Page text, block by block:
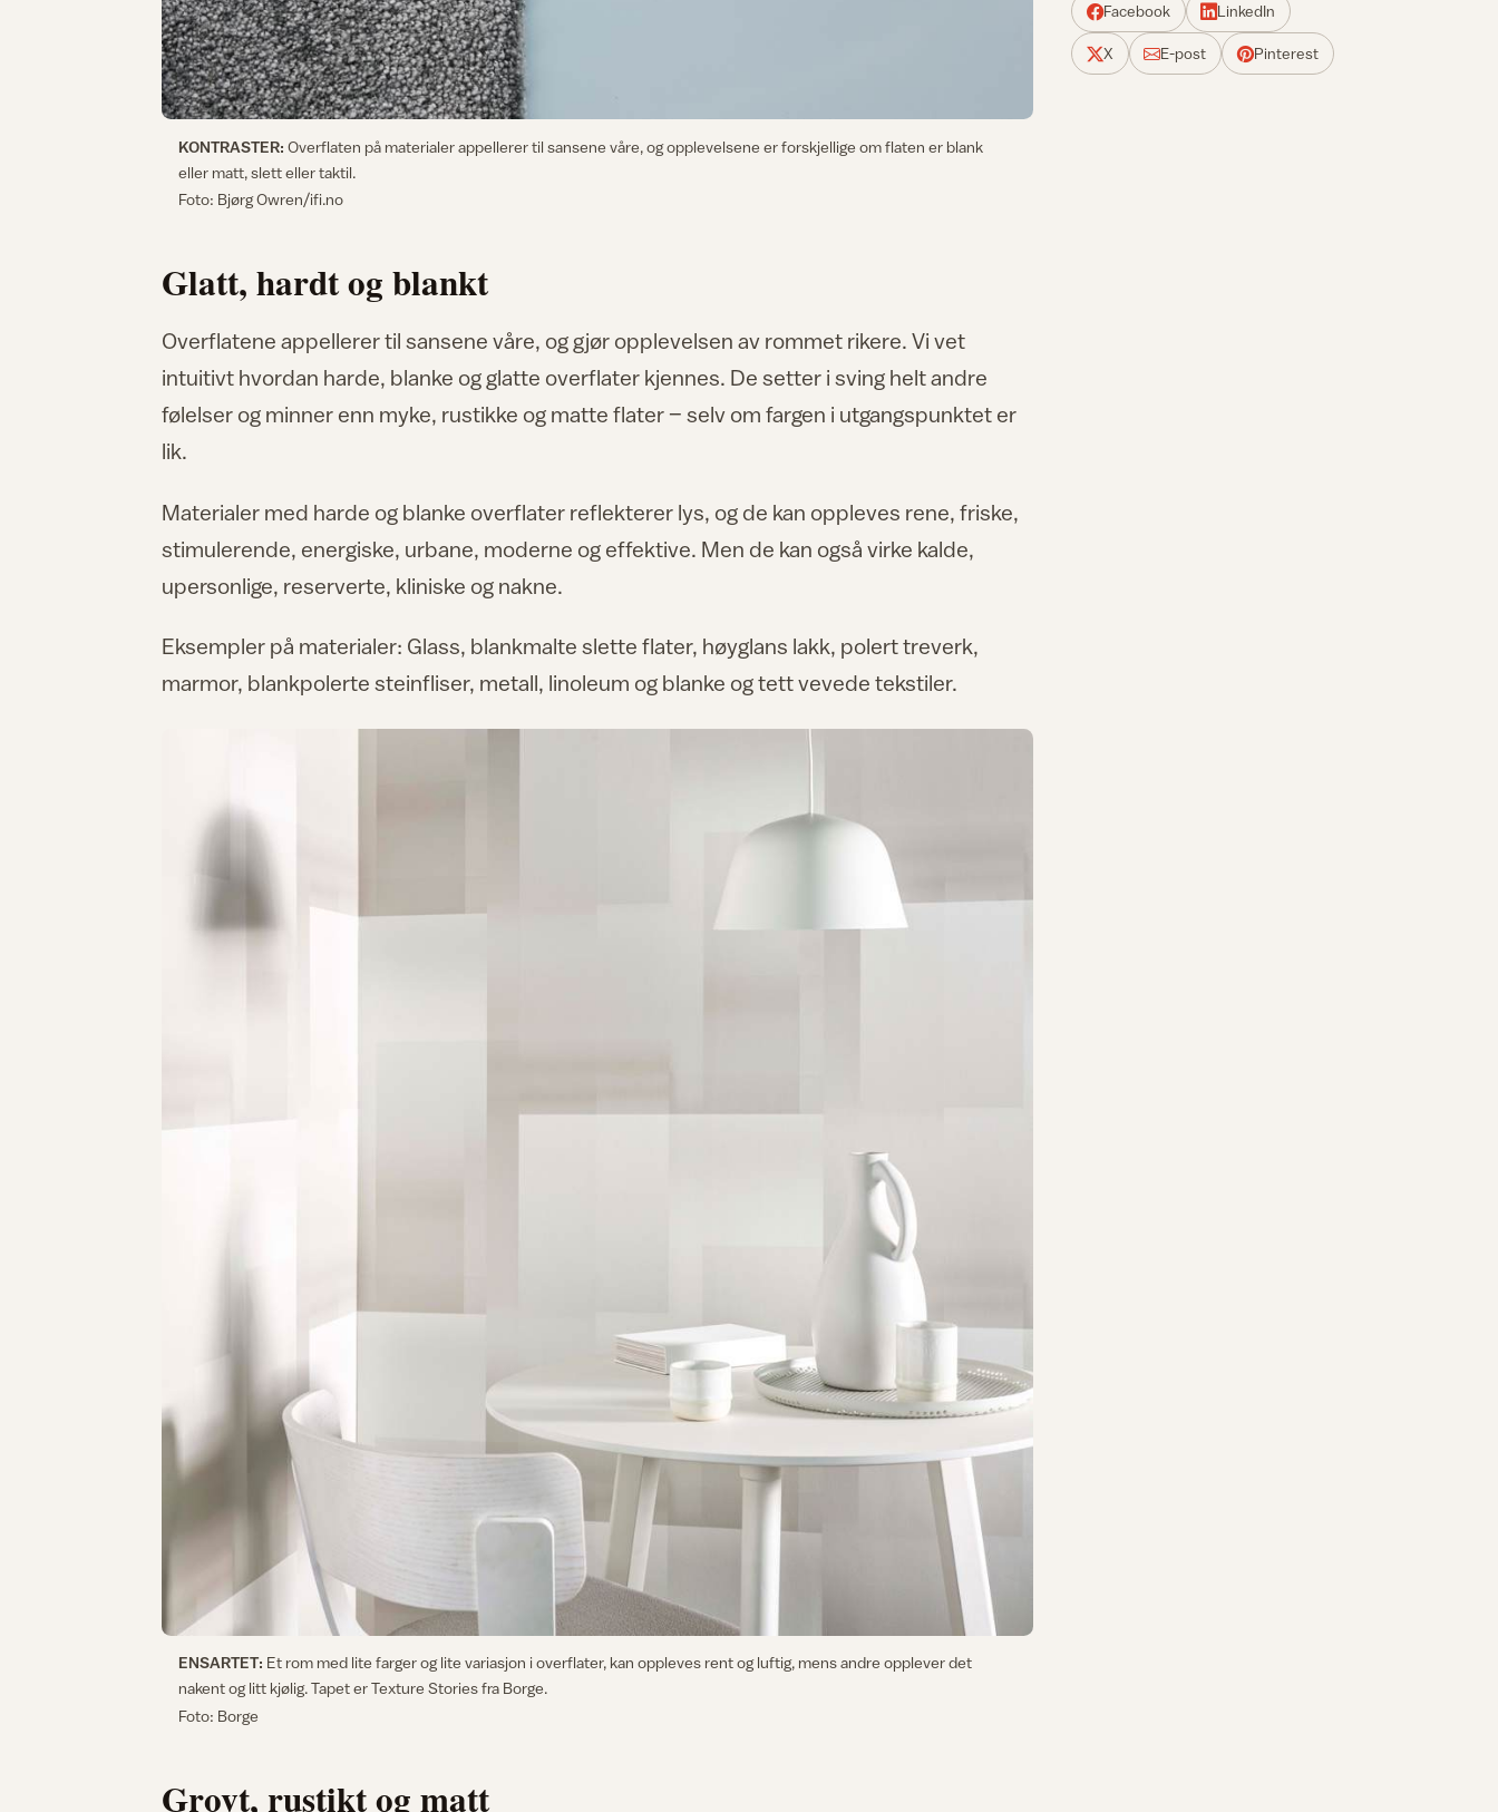
KONTRASTER: Overflaten på materialer appellerer til sansene våre, og opplevelsene er forskjellige om flaten er blank
eller matt, slett eller taktil.
Foto: Bjørg Owren/ifi.no
Glatt, hardt og blankt
Overflatene appellerer til sansene våre, og gjør opplevelsen av rommet rikere. Vi vet
intuitivt hvordan harde, blanke og glatte overflater kjennes. De setter i sving helt andre
følelser og minner enn myke, rustikke og matte flater – selv om fargen i utgangspunktet er
lik.
Materialer med harde og blanke overflater reflekterer lys, og de kan oppleves rene, friske,
stimulerende, energiske, urbane, moderne og effektive. Men de kan også virke kalde,
upersonlige, reserverte, kliniske og nakne.
Eksempler på materialer: Glass, blankmalte slette flater, høyglans lakk, polert treverk,
marmor, blankpolerte steinfliser, metall, linoleum og blanke og tett vevede tekstiler.
ENSARTET: Et rom med lite farger og lite variasjon i overflater, kan oppleves rent og luftig, mens andre opplever det
nakent og litt kjølig. Tapet er Texture Stories fra Borge.
Foto: Borge
Grovt, rustikt og matt
Facebook LinkedIn
X E-post Pinterest